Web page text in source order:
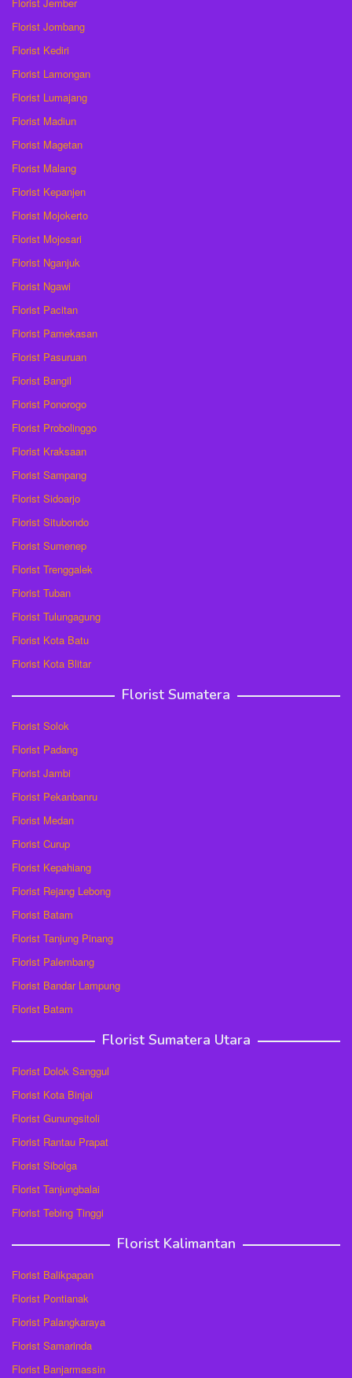
Florist Jombang
Florist Kediri
Florist Lamongan
Florist Lumajang
Florist Madiun
Florist Magetan
Florist Malang
Florist Kepanjen
Florist Mojokerto
Florist Mojosari
Florist Nganjuk
Florist Ngawi
Florist Pacitan
Florist Pamekasan
Florist Pasuruan
Florist Bangil
Florist Ponorogo
Florist Probolinggo
Florist Kraksaan
Florist Sampang
Florist Sidoarjo
Florist Situbondo
Florist Sumenep
Florist Trenggalek
Florist Tuban
Florist Tulungagung
Florist Kota Batu
Florist Kota Blitar
Florist Sumatera
Florist Solok
Florist Padang
Florist Jambi
Florist Pekanbanru
Florist Medan
Florist Curup
Florist Kepahiang
Florist Rejang Lebong
Florist Batam
Florist Tanjung Pinang
Florist Palembang
Florist Bandar Lampung
Florist Batam
Florist Sumatera Utara
Florist Dolok Sanggul
Florist Kota Binjai
Florist Gunungsitoli
Florist Rantau Prapat
Florist Sibolga
Florist Tanjungbalai
Florist Tebing Tinggi
Florist Kalimantan
Florist Balikpapan
Florist Pontianak
Florist Palangkaraya
Florist Samarinda
Florist Banjarmassin